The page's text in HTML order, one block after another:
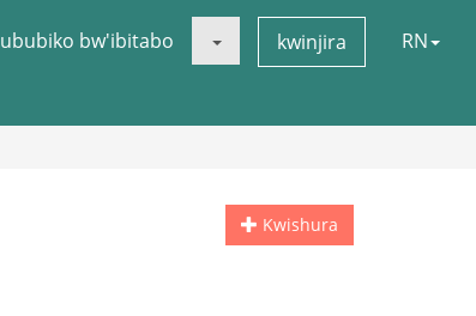
ububiko bw'ibitabo kwinjira RN
Kwishura